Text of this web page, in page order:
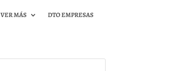
VER MÁS DTO EMPRESAS